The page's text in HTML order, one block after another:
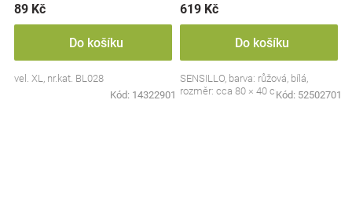
89 Kč
Do košíku
vel. XL, nr.kat. BL028
Kód: 14322901
619 Kč
Do košíku
SENSILLO, barva: růžová, bílá,
rozměr: cca 80 × 40 cmKód: 52502701